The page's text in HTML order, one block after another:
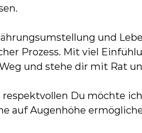
c
h
w
r
d
und
Prozess. Mit viel
und stehe dir mit Rat
Du möchte
auf Augenhöhe